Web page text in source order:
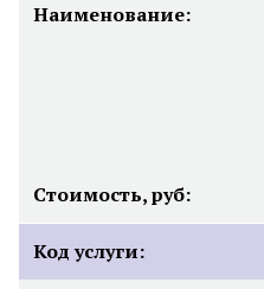
Наименование:
Стоимость, руб:
Код услуги: